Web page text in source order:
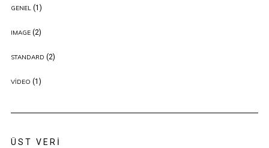
GENEL(1)
IMAGE(2)
STANDARD (2)
VIDEO (1)
ÜST VERI